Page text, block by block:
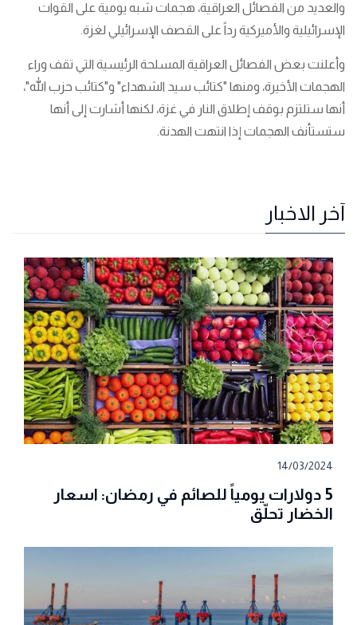
والعديد من الفصائل العراقية، هجمات شبه يومية على القوات
الإسرائيلية والأميركية رداً على القصف الإسرائيلي لغزة.
وأعلنت بعض الفصائل العراقية المسلحة الرئيسية التي تقف وراء
الهجمات الأخيرة، ومنها "كتائب سيد الشهداء" و"كتائب حزب الله"،
أنها ستلتزم بوقف إطلاق النار في غزة، لكنها أشارت إلى أنها
ستستأنف الهجمات إذا انتهت الهدنة.
آخر الاخبار
14/03/2024
5 دولارات يومياً للصائم في رمضان: اسعار
الخضار تحلّق